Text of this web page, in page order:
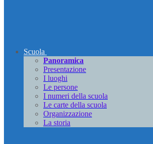
Scuola
Panoramica
Presentazione
I luoghi
Le persone
I numeri della scuola
Le carte della scuola
Organizzazione
La storia